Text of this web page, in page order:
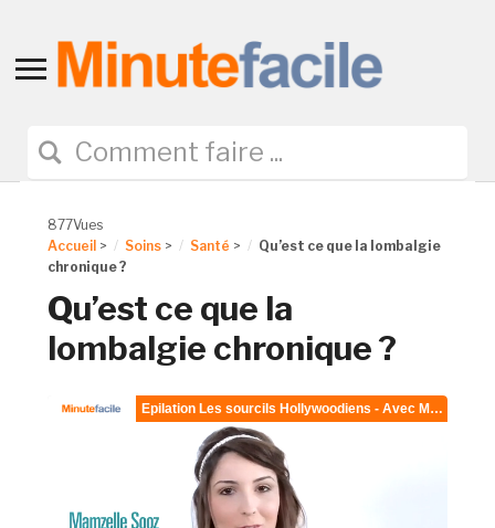
Toggle
navigation
877Vues
Accueil > Soins > Santé >
Qu’est ce que la lombalgie
chronique ?
Qu’est ce que la
lombalgie chronique ?